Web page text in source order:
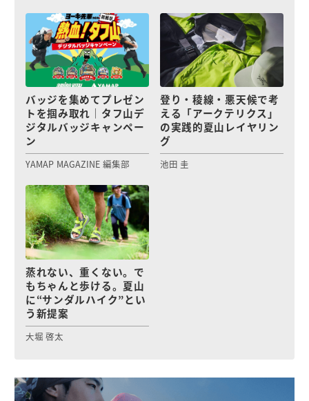
バッジを集めてプレゼン
トを掴み取れ｜タフ山デ
ジタルバッジキャンペー
ン
YAMAP MAGAZINE 編集部
登り・稜線・悪天候で考
える「アークテリクス」
の実践的夏山レイヤリン
グ
池田 圭
蒸れない、重くない。で
もちゃんと歩ける。夏山
に“サンダルハイク”とい
う新提案
大堀 啓太